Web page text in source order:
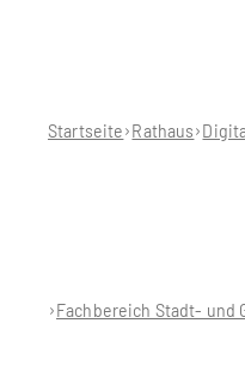
hier:Startseite Rathaus
Fachbereich Stadt- und